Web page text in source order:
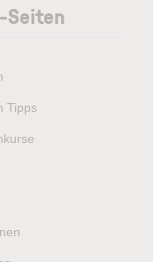
Seiten
Tipps